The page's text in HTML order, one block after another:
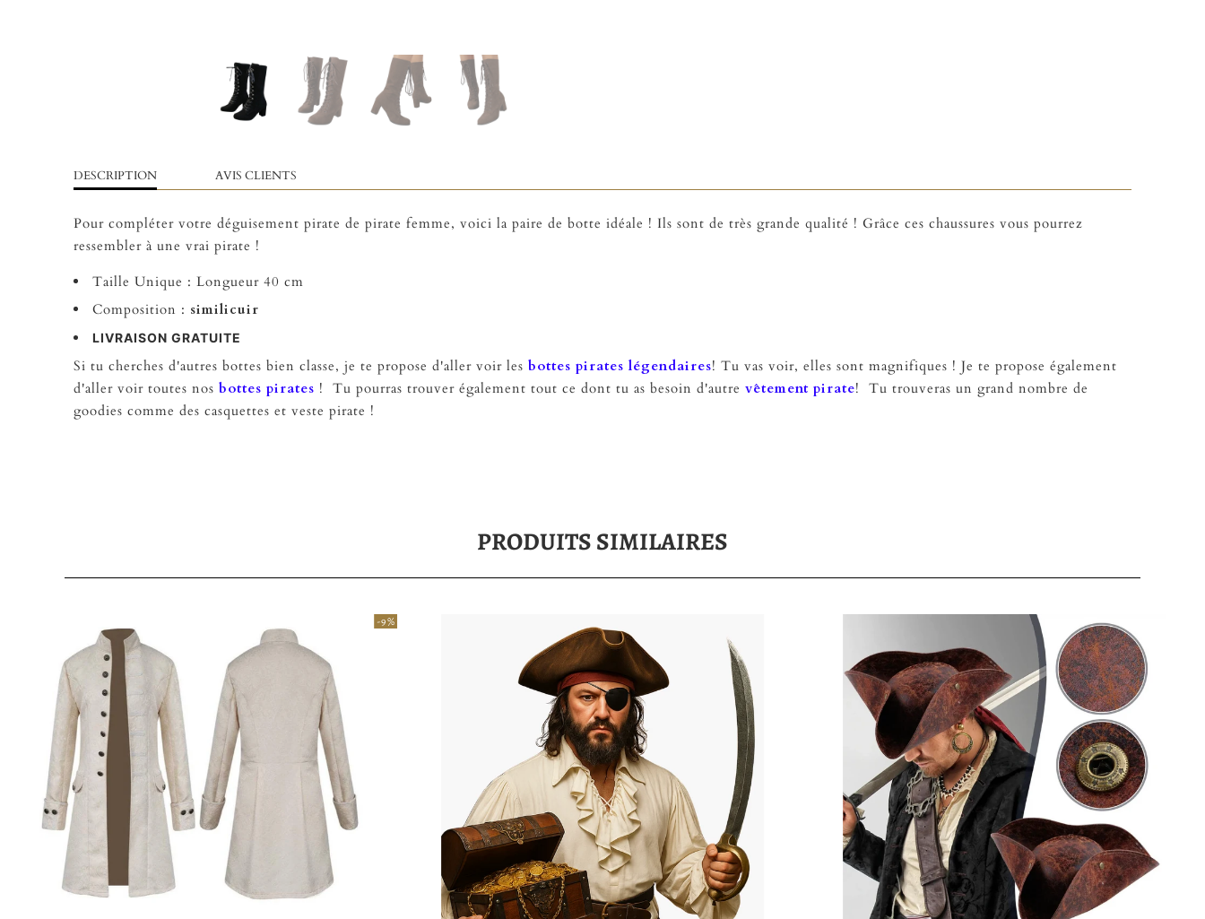
DESCRIPTION AVIS CLIENTS
Pour compléter votre déguisement pirate de pirate femme, voici la paire de botte idéale ! Ils sont de très grande qualité ! Grâce ces chaussures vous pourrez
ressembler à une vrai pirate !
Taille Unique : Longueur 40 cm
Composition : similicuir
LIVRAISON GRATUITE
Si tu cherches d'autres bottes bien classe, je te propose d'aller voir les bottes pirates légendaires! Tu vas voir, elles sont magnifiques ! Je te propose également
d'aller voir toutes nos bottes pirates ! Tu pourras trouver également tout ce dont tu as besoin d'autre vêtement pirate! Tu trouveras un grand nombre de
goodies comme des casquettes et veste pirate !
PRODUITS SIMILAIRES
-9 %